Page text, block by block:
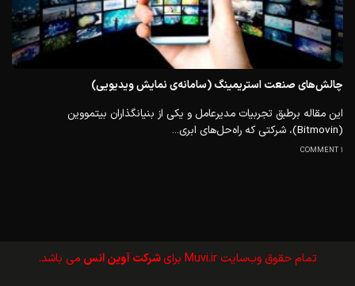
چالش‌های صنعت استریمینگ (سامانه‌ی نمایش ویدیویی)
این مقاله برطبق تجربیات مدیر‌عامل و یکی از بنیانگذاران بیتمووین
(Bitmovin)، شرکتی که راه‌حل‌های ابری...
1 COMMENT
تمام حقوق وب‌سايت Muvi.ir برای شرکت آوین انس می باشد.